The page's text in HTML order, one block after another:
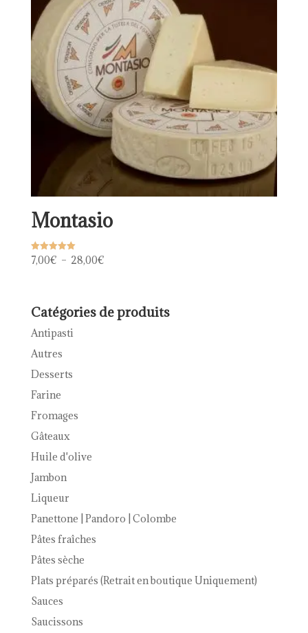
Montasio
Note
5.00
7,00€ – 28,00€Plage
7,00€
Catégories de produits
Antipasti
Autres
Desserts
Farine
Fromages
Gâteaux
Huile d'olive
Jambon
Liqueur
Panettone | Pandoro | Colombe
Pâtes fraîches
Pâtes sèche
Plats préparés (Retrait en boutique Uniquement)
Sauces
Saucissons